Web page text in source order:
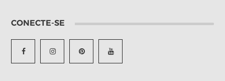
CONECTE-SE